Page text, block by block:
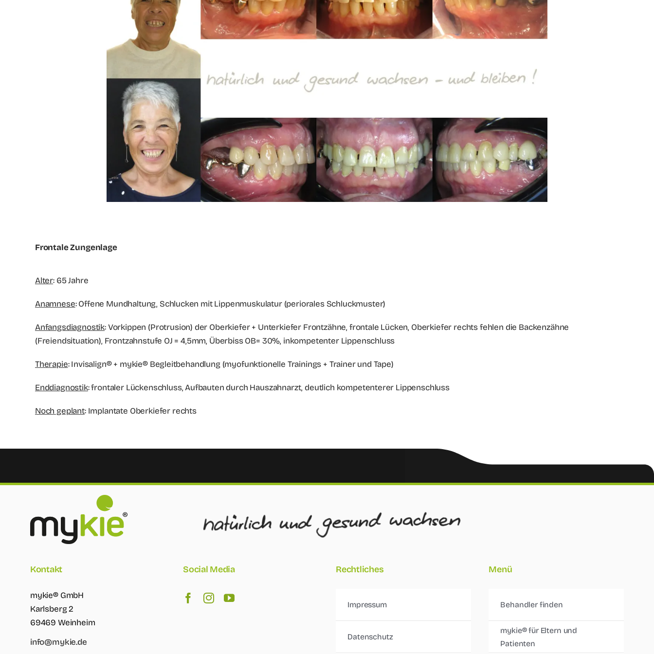
Frontale Zungenlage
Alter: 65 Jahre
Anamnese: Offene Mundhaltung, Schlucken mit Lippenmuskulatur (periorales Schluckmuster)
Anfangsdiagnostik: Vorkippen (Protrusion) der Oberkiefer + Unterkiefer Frontzähne, frontale Lücken, Oberkiefer rechts fehlen die Backenzähne
(Freiendsituation), Frontzahnstufe OJ = 4,5mm, Überbiss OB= 30%, inkompetenter Lippenschluss
Therapie: Invisalign® + mykie® Begleitbehandlung (myofunktionelle Trainings + Trainer und Tape)
Enddiagnostik: frontaler Lückenschluss, Aufbauten durch Hauszahnarzt, deutlich kompetenterer Lippenschluss
Noch geplant: Implantate Oberkiefer rechts
Kontakt
mykie® GmbH
Karlsberg 2
69469 Weinheim
info@mykie.de
Social Media Rechtliches
Impressum
Datenschutz
Menü
Behandler finden
mykie® für Eltern und
Patienten